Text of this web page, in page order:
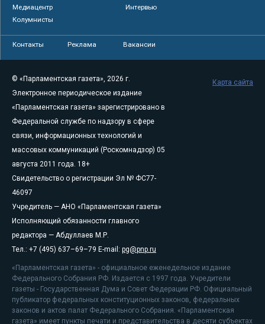
Медиацентр
Интервью
Колумнисты
Контакты Реклама Вакансии
© «Парламентская газета», 2026 г.
Электронное периодическое издание
«Парламентская газета» зарегистрировано в
Федеральной службе по надзору в сфере
связи, информационных технологий и
массовых коммуникаций (Роскомнадзор) 05
августа 2011 года. 18+
Свидетельство о регистрации Эл № ФС77-
46097
Учредитель — АНО «Парламентская газета»
Исполняющий обязанности главного
редактора — Абдуллаев М.Р.
Тел.: +7 (495) 637–69–79 E-mail: pg@pnp.ru
«Парламентская газета» - официальное еженедельное издание
Федерального Собрания РФ. Издается с 1997 года. Учредители
газеты - Государственная Дума и Совет Федерации РФ. Официальный
публикатор федеральных конституционных законов, федеральных
законов и актов палат Федерального Собрания. «Парламентская
газета» имеет пункты печати и представительства в десяти субъектах
Карта сайта